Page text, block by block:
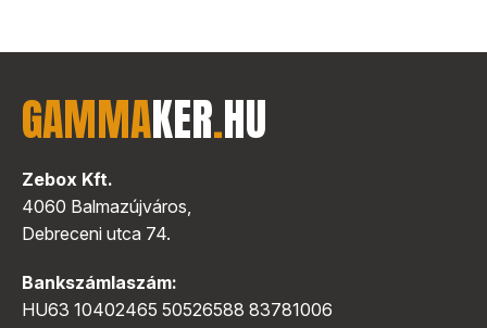
GAMMAKER.HU
Zebox Kft.
4060 Balmazújváros,
Debreceni utca 74.
Bankszámlaszám:
HU63 10402465 50526588 83781006